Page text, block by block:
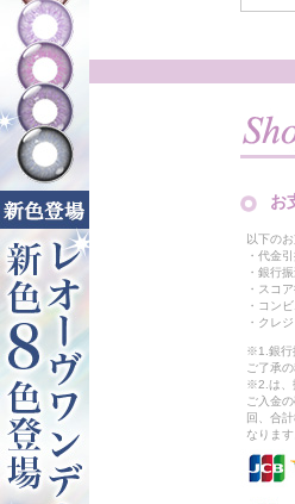
お
以下の
・代金
・銀行
・スコ
・コン
・クレ
※1.銀行
ご了承
※2.は、
ご入金
回、合
なります